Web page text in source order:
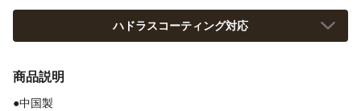
ハドラスコーティング対応
商品説明
●中国製